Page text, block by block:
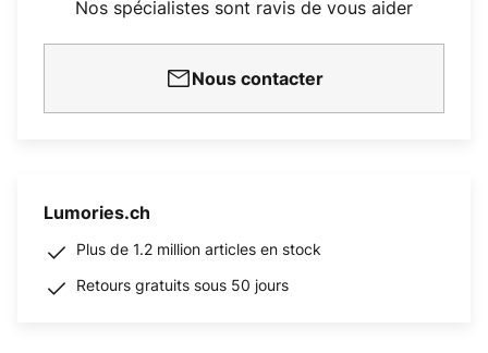
Nos spécialistes sont ravis de vous aider
Nous contacter
Lumories.ch
Plus de 1.2 million articles en stock
Retours gratuits sous 50 jours